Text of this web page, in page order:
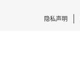
隐私声明